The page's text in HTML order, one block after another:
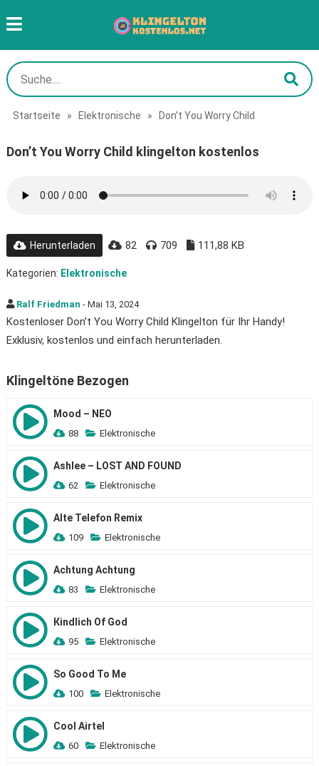
Startseite » Elektronische » Don’t You Worry Child
Don’t You Worry Child klingelton kostenlos
Herunterladen 82 709 111,88 KB
Kategorien: Elektronische
Ralf Friedman - Mai 13, 2024
Kostenloser Don’t You Worry Child Klingelton für Ihr Handy!
Exklusiv, kostenlos und einfach herunterladen.
Klingeltöne Bezogen
Mood – NEO
88 Elektronische
Ashlee – LOST AND FOUND
62 Elektronische
Alte Telefon Remix
109 Elektronische
Achtung Achtung
83 Elektronische
Кindlich Of God
95 Elektronische
So Good To Me
100 Elektronische
Cool Airtel
60 Elektronische